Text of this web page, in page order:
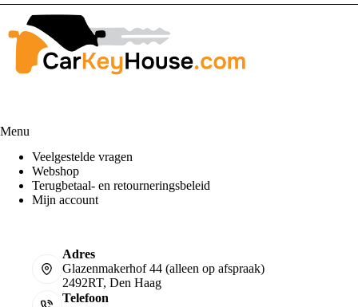
Menu
Veelgestelde vragen
Webshop
Terugbetaal- en retourneringsbeleid
Mijn account
Adres
Glazenmakerhof 44 (alleen op afspraak)
2492RT, Den Haag
Telefoon